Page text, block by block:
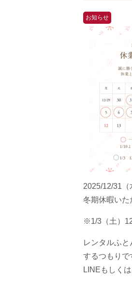
お知らせ
2025/12/31
冬期休暇いた
※1/3（土）
レンタルふ
するつもりで
LINEもしく